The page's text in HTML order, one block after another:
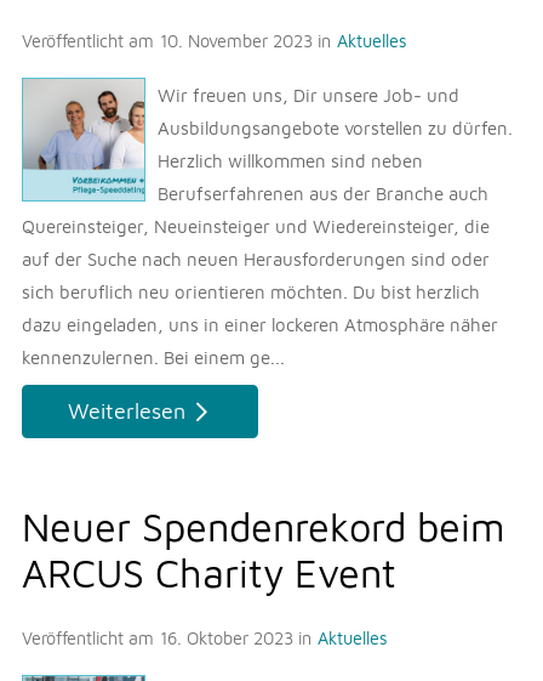
Veröffentlicht am 10. November 2023 in Aktuelles
Wir freuen uns, Dir unsere Job- und
Ausbildungsangebote vorstellen zu dürfen.
Herzlich willkommen sind neben
Berufserfahrenen aus der Branche auch
Quereinsteiger, Neueinsteiger und Wiedereinsteiger, die
auf der Suche nach neuen Herausforderungen sind oder
sich beruflich neu orientieren möchten. Du bist herzlich
dazu eingeladen, uns in einer lockeren Atmosphäre näher
kennenzulernen. Bei einem ge...
Weiterlesen
Neuer Spendenrekord beim
ARCUS Charity Event
Veröffentlicht am 16. Oktober 2023 in Aktuelles